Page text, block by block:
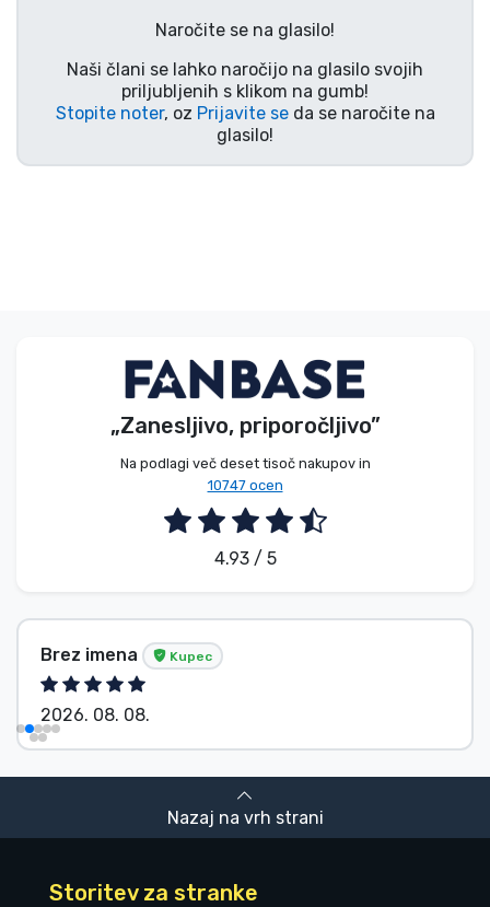
Naročite se na glasilo!
Naši člani se lahko naročijo na glasilo svojih
priljubljenih s klikom na gumb!
Stopite noter, oz Prijavite seda se naročite na
glasilo!
„Zanesljivo, priporočljivo”
Na podlagi več deset tisoč nakupov in
10747 ocen
4.93 / 5
Brez imena Kupec
2026. 08. 08.
Nazaj na vrh strani
Storitev za stranke
Risani izdelki
Anime izdelki
Blagovne znamke